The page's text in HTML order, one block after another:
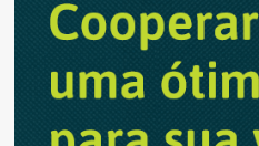
ação
contra
Bolsonaro